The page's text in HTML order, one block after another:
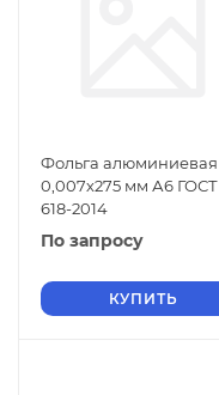
Фольга алюминиевая
0,007х275 мм А6 ГОСТ
618-2014
По запросу
КУПИТЬ